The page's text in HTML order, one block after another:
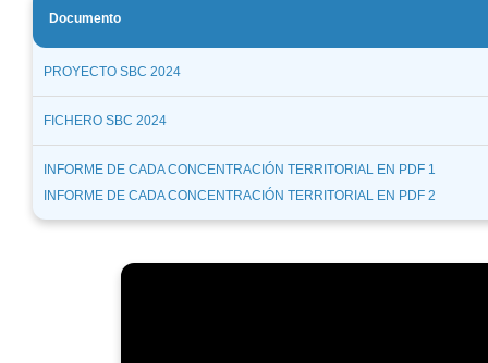
Documento
PROYECTO SBC 2024
FICHERO SBC 2024
INFORME DE CADA CONCENTRACIÓN TERRITORIAL EN PDF 1
INFORME DE CADA CONCENTRACIÓN TERRITORIAL EN PDF 2